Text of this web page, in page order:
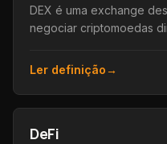
DEX é uma exchange
negociar criptomoedas
fundos.
Ler definição→
DeFi